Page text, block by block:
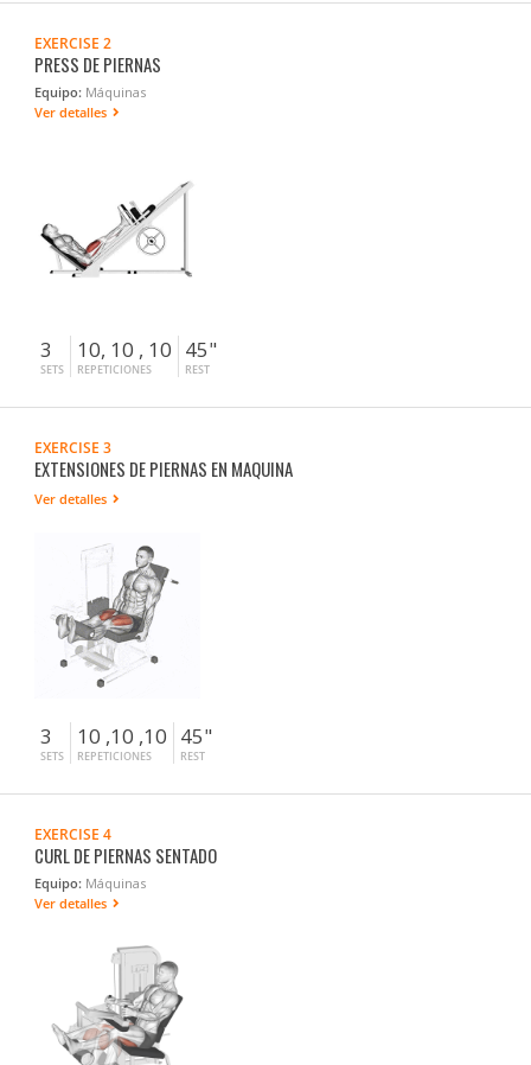
EXERCISE 2
PRESS DE PIERNAS
Equipo: Máquinas
Ver detalles
3
SETS
10, 10 , 10
REPETICIONES
45"
REST
EXERCISE 3
EXTENSIONES DE PIERNAS EN MAQUINA
Ver detalles
3
SETS
10 ,10 ,10
REPETICIONES
45"
REST
EXERCISE 4
CURL DE PIERNAS SENTADO
Equipo: Máquinas
Ver detalles